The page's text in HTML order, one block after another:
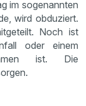
im sogenannten
wird obduziert.
Noch ist
oder einem
ist. Die